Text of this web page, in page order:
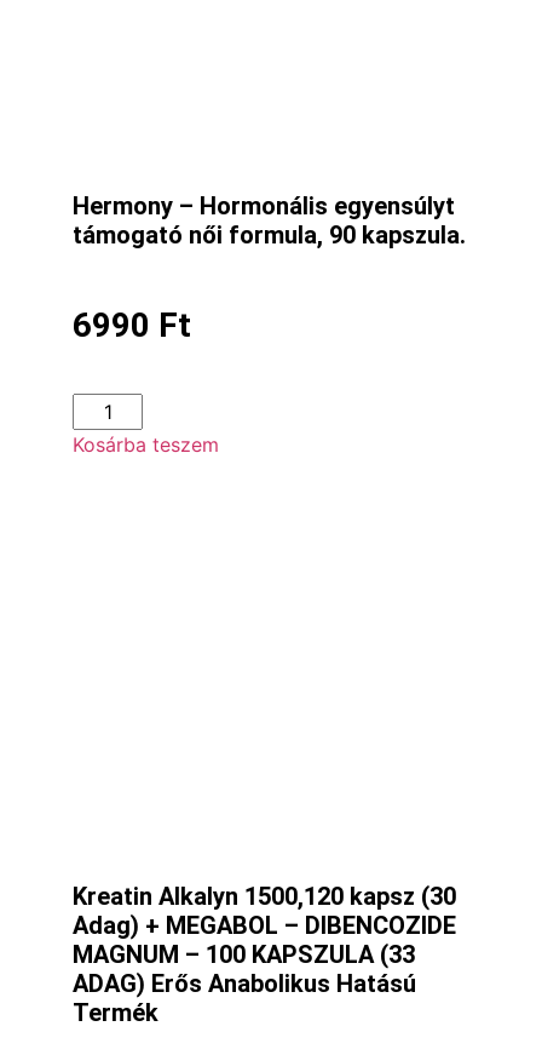
Hermony – Hormonális egyensúlyt
támogató női formula, 90 kapszula.
6990 Ft
Kosárba teszem
Kreatin Alkalyn 1500,120 kapsz (30
Adag) + MEGABOL – DIBENCOZIDE
MAGNUM – 100 KAPSZULA (33
ADAG) Erős Anabolikus Hatású
Termék